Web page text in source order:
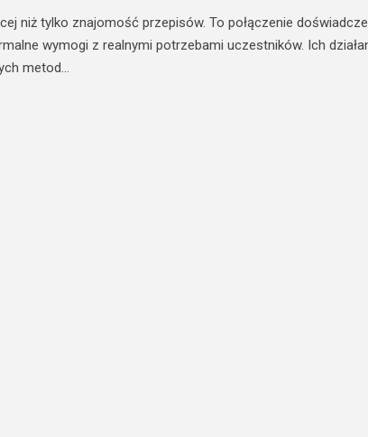
niż tylko znajomość przepisów. To połączenie
wymogi z realnymi potrzebami uczestników. Ich
metod…